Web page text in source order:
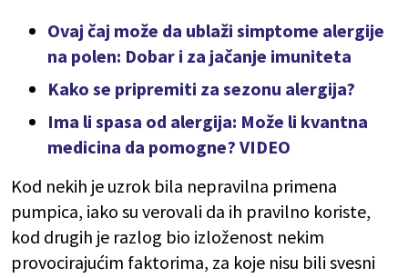
Ovaj čaj može da ublaži simptome alergije
na polen: Dobar i za jačanje imuniteta
Kako se pripremiti za sezonu alergija?
Ima li spasa od alergija: Može li kvantna
medicina da pomogne? VIDEO
Kod nekih je uzrok bila nepravilna primena
pumpica, iako su verovali da ih pravilno koriste,
kod drugih je razlog bio izloženost nekim
provocirajućim faktorima, za koje nisu bili svesni